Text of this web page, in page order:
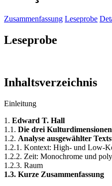
Zusammenfassung Leseprobe
Leseprobe
Inhaltsverzeichnis
Einleitung
1. Edward T. Hall
1.1. Die drei
1.2. Analyse ausgewählter
1.2.1. Kontext: High- und Low-
1.2.2. Zeit: Monochrome und
1.2.3. Raum
1.3. Kurze Zusammenfassung